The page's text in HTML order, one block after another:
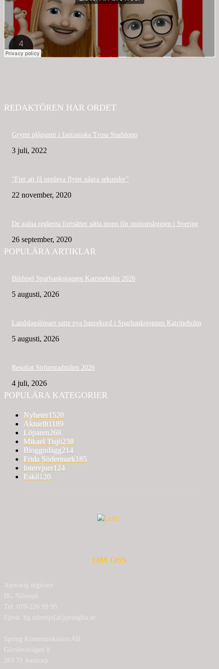
REDAKTÖREN HAR ORDET
Grymt plågsamt i fantastiska Trosa Stadslopp
3 juli, 2022
”Fint att få uppleva flytet några sekunder”
22 november, 2020
De galna reglerna fortsätter sätta stopp för motionsloppen i Sverige
26 september, 2020
POPULÄRA ARTIKLAR
Bildspel Sparbanksjoggen Katrineholm 2026
5 augusti, 2026
Landslagslöpare satte nya banrekord i Sparbanksjoggen Katrineholm
5 augusti, 2026
Resultat Strömstadmilen 2026
4 juli, 2026
POPULÄRA KATEGORIER
Nyheter1520
Aktuellt1189
Löparen269
Mikael Tisjö238
Blogginlägg214
Frida Södermark185
Intervjuer124
Eskil120
OM OSS
Ansvarig utgivare:
BG Nilensjö
Tel: 070-226 99 95
Epost: bg.nilensjo[at]springlfa.se
Spring Kommunikation AB
Görslövsvägen 8
263 71 Jonstorp